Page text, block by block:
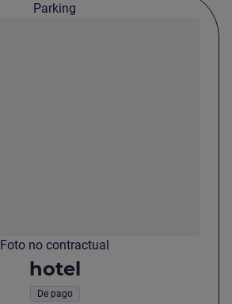
Parking
Foto no contractual
hotel
De pago